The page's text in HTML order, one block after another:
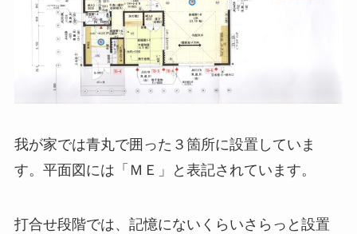
我が家では青丸で囲った３箇所に設置していま
す。平面図には「ＭＥ」と表記されています。
打合せ段階では、記憶にないくらいさらっと設置